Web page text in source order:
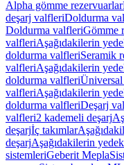
Alpha gömme rezervuarlar
deşarj valfleriDoldurma
Doldurma valfleriGömme
valfleriAşağıdakilerin
doldurma valfleriSeramik
valfleriAşağıdakilerin
doldurma valfleri
valfleriAşağıdakilerin
doldurma valfleriDeşarj
valfleri2 kademeli deşarj
deşarjİç takımlar
deşarjAşağıdakilerin
sistemleriGeberit Mepla